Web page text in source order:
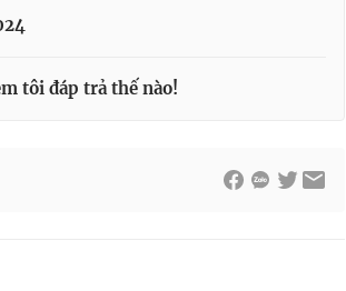
tôi đáp trả thế nào!